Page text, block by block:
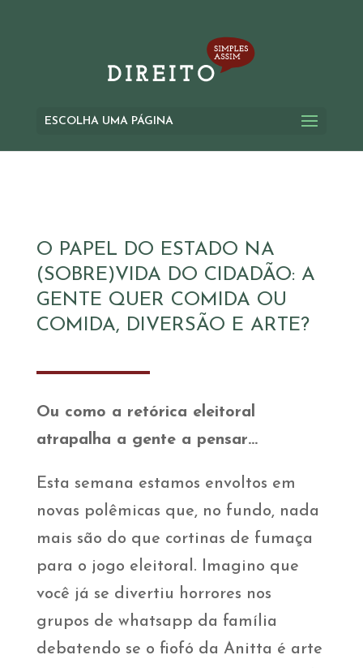
ESCOLHA UMA PÁGINA
O PAPEL DO ESTADO NA
(SOBRE)VIDA DO CIDADÃO: A
GENTE QUER COMIDA OU
COMIDA, DIVERSÃO E ARTE?
Ou como a retórica eleitoral
atrapalha a gente a pensar…
Esta semana estamos envoltos em
novas polêmicas que, no fundo, nada
mais são do que cortinas de fumaça
para o jogo eleitoral. Imagino que
você já se divertiu horrores nos
grupos de whatsapp da família
debatendo se o fiofó da Anitta é arte